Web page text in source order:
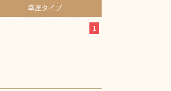
幸座タイプ
1